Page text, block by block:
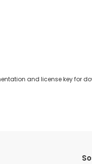
and license key